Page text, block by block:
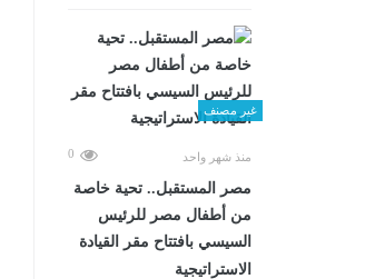
غير مصنف
منذ شهر واحد 0
مصر المستقبل.. تحية خاصة
من أطفال مصر للرئيس
السيسي بافتتاح مقر القيادة
الاستراتيجية